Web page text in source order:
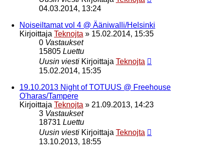
04.03.2014, 13:24
Noiseiltamat vol 4 @ Ääniwalli/Helsinki
Kirjoittaja Teknojta » 15.02.2014, 15:35
0 Vastaukset
15805 Luettu
Uusin viesti Kirjoittaja Teknojta
15.02.2014, 15:35
19.10.2013 Night of TOTUUS @ Freehouse
O'haras/Tampere
Kirjoittaja Teknojta » 21.09.2013, 14:23
3 Vastaukset
18731 Luettu
Uusin viesti Kirjoittaja Teknojta
13.10.2013, 18:55